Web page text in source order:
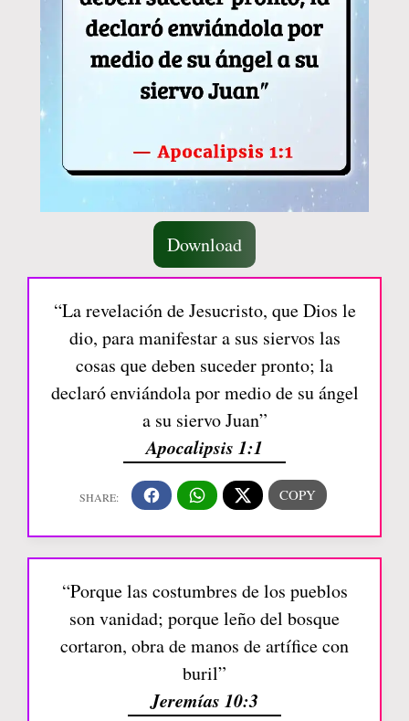
Download
“La revelación de Jesucristo, que Dios le
dio, para manifestar a sus siervos las
cosas que deben suceder pronto; la
declaró enviándola por medio de su ángel
a su siervo Juan”
Apocalipsis 1:1
“Porque las costumbres de los pueblos
son vanidad; porque leño del bosque
cortaron, obra de manos de artífice con
buril”
Jeremías 10:3